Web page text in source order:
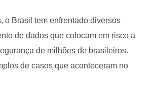
o Brasil tem enfrentado diversos
de dados que colocam em risco a
de milhões de brasileiros.
de casos que aconteceram no